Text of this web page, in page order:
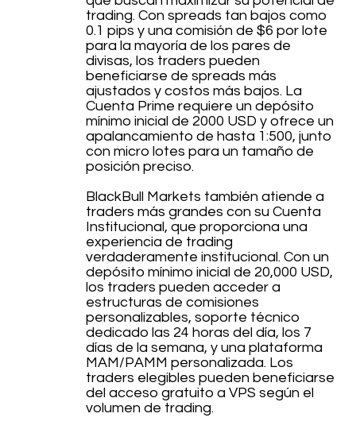
trading. Con spreads tan bajos como
0.1 pips y una comisión de $6 por lote
para la mayoría de los pares de
divisas, los traders pueden
beneficiarse de spreads más
ajustados y costos más bajos. La
Cuenta Prime requiere un depósito
mínimo inicial de 2000 USD y ofrece un
apalancamiento de hasta 1:500, junto
con micro lotes para un tamaño de
posición preciso.
BlackBull Markets también atiende a
traders más grandes con su Cuenta
Institucional, que proporciona una
experiencia de trading
verdaderamente institucional. Con un
depósito mínimo inicial de 20,000 USD,
los traders pueden acceder a
estructuras de comisiones
personalizables, soporte técnico
dedicado las 24 horas del día, los 7
días de la semana, y una plataforma
MAM/PAMM personalizada. Los
traders elegibles pueden beneficiarse
del acceso gratuito a VPS según el
volumen de trading.